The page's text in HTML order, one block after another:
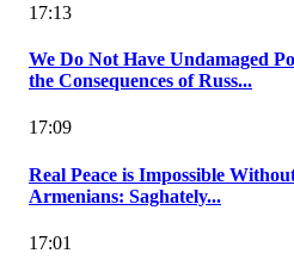
17:13
We Do Not Have Undamaged
the Consequences of Russ...
17:09
Real Peace is Impossible
Armenians: Saghately...
17:01